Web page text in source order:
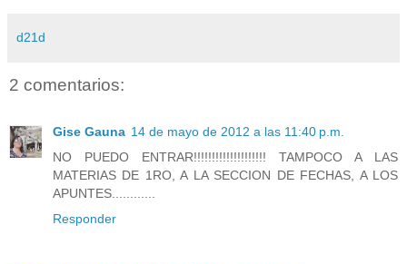
d21d
2 comentarios:
Gise Gauna 14 de mayo de 2012 a las 11:40 p.m.
NO PUEDO ENTRAR!!!!!!!!!!!!!!!!!!!! TAMPOCO A LAS
MATERIAS DE 1RO, A LA SECCION DE FECHAS, A LOS
APUNTES............
Responder